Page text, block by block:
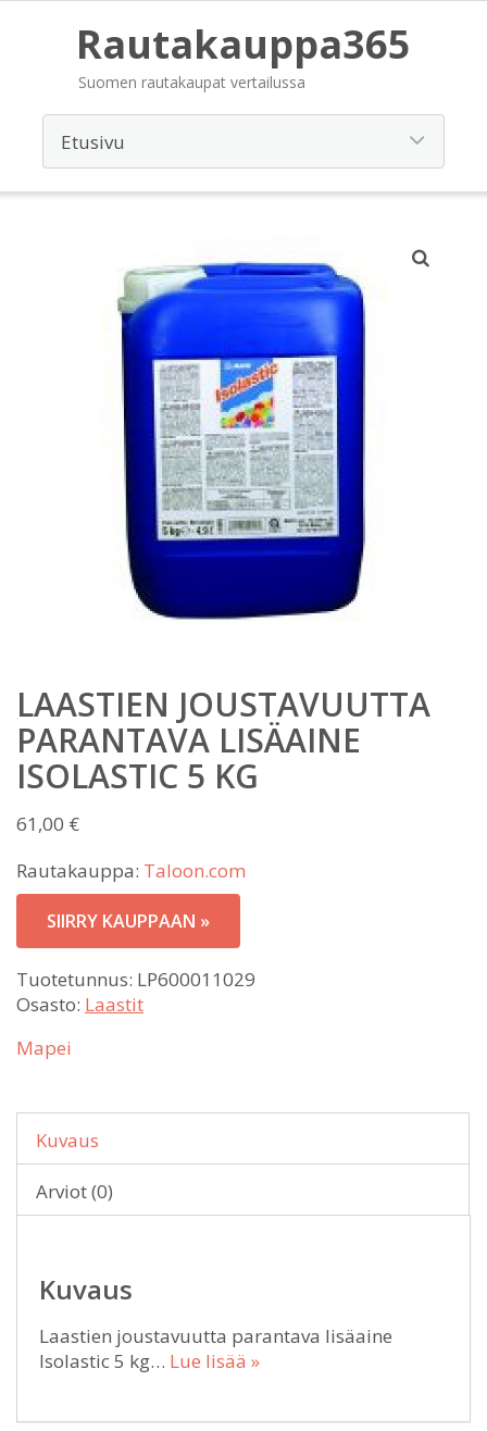
Rautakauppa365
Suomen rautakaupat vertailussa
LAASTIEN JOUSTAVUUTTA
PARANTAVA LISÄAINE
ISOLASTIC 5 KG
61,00 €
Rautakauppa: Taloon.com
SIIRRY KAUPPAAN »
Tuotetunnus: LP600011029
Osasto: Laastit
Mapei
Kuvaus
Arviot (0)
Kuvaus
Laastien joustavuutta parantava lisäaine
Isolastic 5 kg… Lue lisää »